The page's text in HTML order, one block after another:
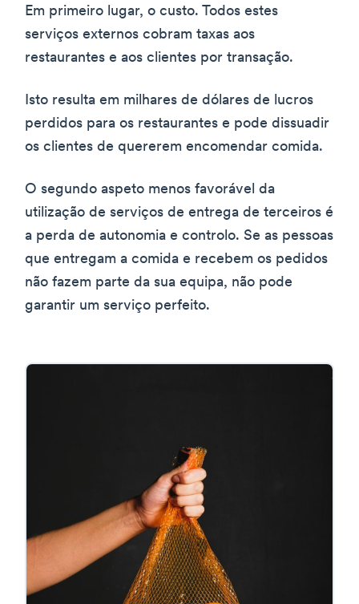
Em primeiro lugar, o custo. Todos estes
serviços externos cobram taxas aos
restaurantes e aos clientes por transação.
Isto resulta em milhares de dólares de lucros
perdidos para os restaurantes e pode dissuadir
os clientes de quererem encomendar comida.
O segundo aspeto menos favorável da
utilização de serviços de entrega de terceiros é
a perda de autonomia e controlo. Se as pessoas
que entregam a comida e recebem os pedidos
não fazem parte da sua equipa, não pode
garantir um serviço perfeito.